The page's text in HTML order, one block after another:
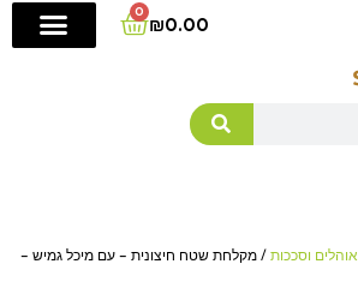
₪0.00
0
Cart
אוהלים וסככות / מקלחת שטח חיצונית – עם מיכל גמיש –